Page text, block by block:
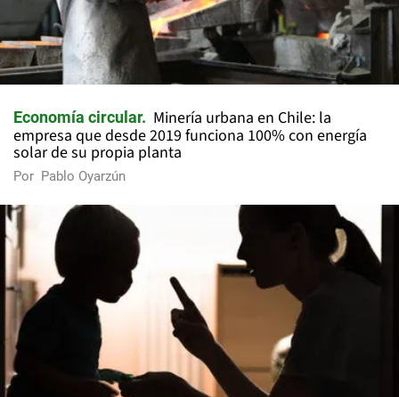
Economía circular
Minería urbana en Chile: la
empresa que desde 2019 funciona 100% con energía
solar de su propia planta
Por Pablo Oyarzún